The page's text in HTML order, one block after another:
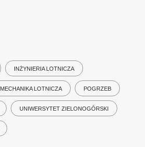
INŻYNIERIA LOTNICZA
MECHANIKA LOTNICZA POGRZEB
UNIWERSYTET ZIELONOGÓRSKI